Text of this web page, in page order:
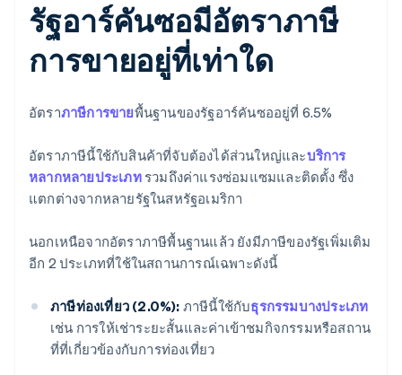
รัฐอาร์คันซอมีอัตราภาษี
การขายอยู่ที่เท่าใด
อัตราภาษีการขายพื้นฐานของรัฐอาร์คันซออยู่ที่ 6.5%
อัตราภาษีนี้ใช้กับสินค้าที่จับต้องได้ส่วนใหญ่และบริการ
หลากหลายประเภทรวมถึงค่าแรงซ่อมแซมและติดตั้ง ซึ่ง
แตกต่างจากหลายรัฐในสหรัฐอเมริกา
นอกเหนือจากอัตราภาษีพื้นฐานแล้ว ยังมีภาษีของรัฐเพิ่มเติม
อีก 2 ประเภทที่ใช้ในสถานการณ์เฉพาะดังนี้
ภาษีท่องเที่ยว (2.0%): ภาษีนี้ใช้กับธุรกรรมบางประเภท
เช่น การให้เช่าระยะสั้นและค่าเข้าชมกิจกรรมหรือสถาน
ที่ที่เกี่ยวข้องกับการท่องเที่ยว